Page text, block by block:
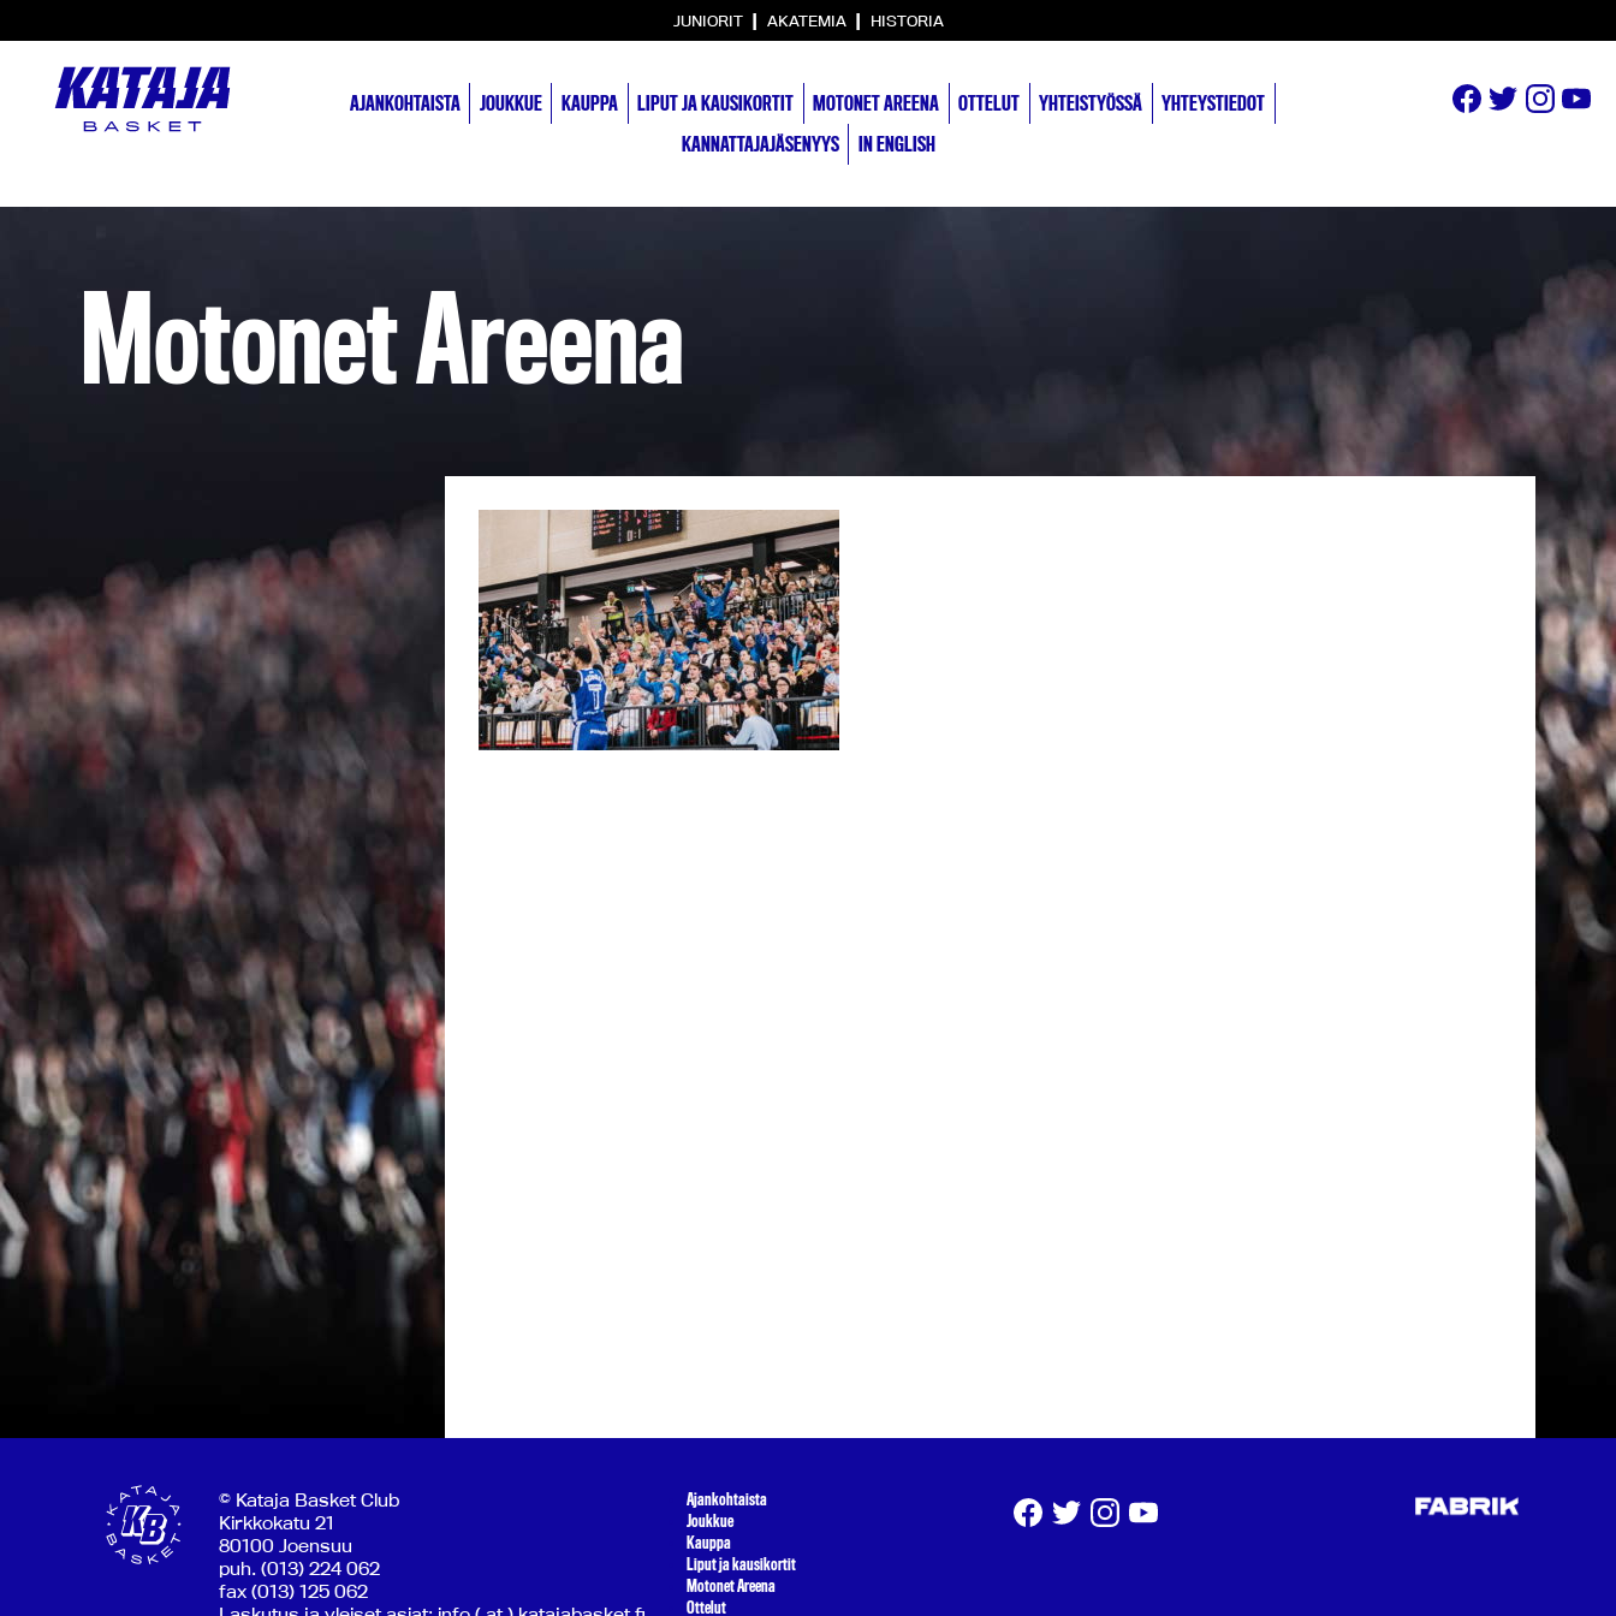
JUNIORIT | AKATEMIA | HISTORIA
AJANKOHTAISTA JOUKKUE KAUPPA LIPUT JA KAUSIKORTIT MOTONET AREENA OTTELUT YHTEISTYÖSSÄ
YHTEYSTIEDOT
KANNATTAJAJÄSENYYS
IN ENGLISH
Motonet Areena
© Kataja Basket Club
Kirkkokatu 21
80100 Joensuu
puh. (013) 224 062
fax (013) 125 062
Ajankohtaista
Joukkue
Kauppa
Liput ja kausikortit
Motonet Areena
Ottelut